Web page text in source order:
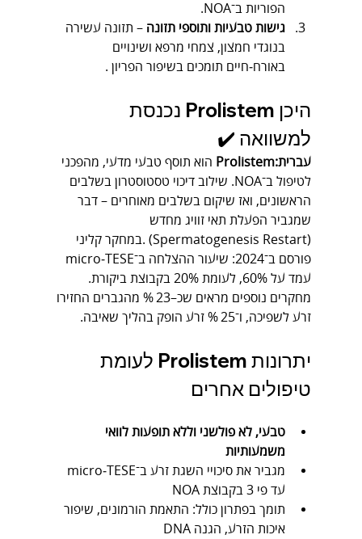
הפוריות ב־NOA.
גישות טבעיות ותוספי תזונה – תזונה עשירה
בנוגדי חמצון, צמחי מרפא ושינויים
באורח‑חיים תומכים בשיפור הפריון .
היכן Prolistem נכנסת
למשוואה ✔️
עברית:Prolistem
הוא תוסף טבעי מדעי, מהפכני
לטיפול ב־NOA. שילוב דיכוי טסטוסטרון בשלבים
הראשונים, ואז שיקום בשלבים מאוחרים – דבר
שמגביר הפעלת תאי זוויג מחדש
(Spermatogenesis Restart) .במחקר קליני
עמד על 60%, לעומת 20% בקבוצת ביקורת.
מחקרים נוספים מראים שכ–23 % מהגברים החזירו
זרע לשפיכה, ו־25 % זרע הופק בהליך שאיבה.
יתרונות Prolistem לעומת
טיפולים אחרים
טבעי, לא פולשני וללא תופעות לוואי
משמעותיות
עד פי 3 בקבוצת NOA
תומך בפתרון כולל: התאמת הורמונים, שיפור
איכות הזרע, הגנה DNA